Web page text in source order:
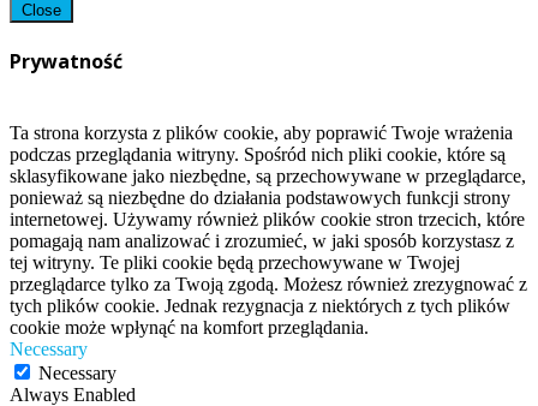
Close
Prywatność
Ta strona korzysta z plików cookie, aby poprawić Twoje wrażenia
podczas przeglądania witryny. Spośród nich pliki cookie, które są
sklasyfikowane jako niezbędne, są przechowywane w przeglądarce,
ponieważ są niezbędne do działania podstawowych funkcji strony
internetowej. Używamy również plików cookie stron trzecich, które
pomagają nam analizować i zrozumieć, w jaki sposób korzystasz z
tej witryny. Te pliki cookie będą przechowywane w Twojej
przeglądarce tylko za Twoją zgodą. Możesz również zrezygnować z
tych plików cookie. Jednak rezygnacja z niektórych z tych plików
cookie może wpłynąć na komfort przeglądania.
Necessary
Necessary
Always Enabled